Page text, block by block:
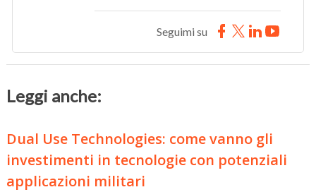
Seguimi su
Leggi anche:
Dual Use Technologies: come vanno gli
investimenti in tecnologie con potenziali
applicazioni militari